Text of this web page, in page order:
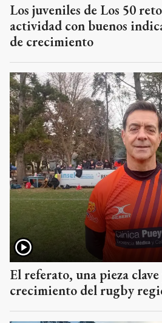
Los juveniles de Los 50
actividad con buenos
de crecimiento
El referato, una pieza
crecimiento del rugby